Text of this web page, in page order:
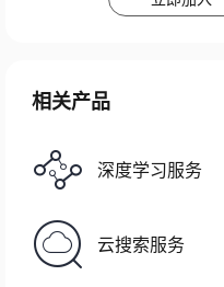
相关产品
深度学习服务
云搜索服务